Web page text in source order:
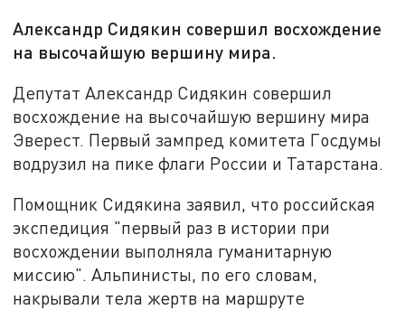
Александр Сидякин совершил восхождение
на высочайшую вершину мира.
Депутат Александр Сидякин совершил
восхождение на высочайшую вершину мира
Эверест. Первый зампред комитета Госдумы
водрузил на пике флаги России и Татарстана.
Помощник Сидякина заявил, что российская
экспедиция "первый раз в истории при
восхождении выполняла гуманитарную
миссию". Альпинисты, по его словам,
накрывали тела жертв на маршруте